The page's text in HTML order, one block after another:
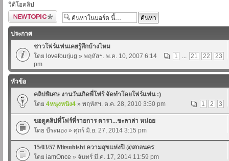
วีดีโอคลิป
ตั้งกระทู้ใหม่
ประกาศ
ชาวโฟร์แฟนเคยรู้สึกบ้างไหม
1
... 21 22 23
โดย lovefourjug » พฤหัสฯ. พ.ค. 10, 2007 6:14
pm
หัวข้อ
คลิปพิเศษ งานวันเกิดพี่โฟร์ จัดทำโดยโฟร์แฟน :)
1
2 3
โดย 4หนุงหนิง4 » พฤหัสฯ. ต.ค. 28, 2010 3:50 pm
ขอดูคลิปที่โฟร์ที่รายการ ดารา...ชะลาล่า หน่อย
โดย บีระนอง » ศุกร์ มิ.ย. 27, 2014 3:15 pm
15/03/57 Mitsubishi ความสุขแห่งปี @สกลนคร
โดย iamOnce » จันทร์ มี.ค. 17, 2014 11:59 pm